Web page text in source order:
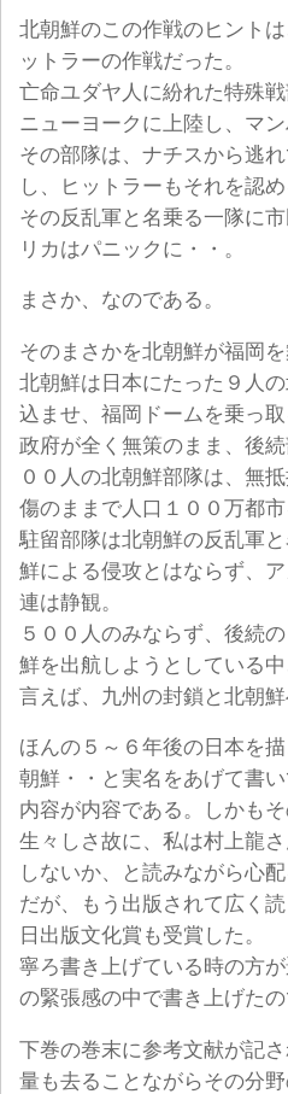
北朝鮮のこの作戦のヒント
ットラーの作戦だった。
亡命ユダヤ人に紛れた特殊
ニューヨークに上陸し、マ
その部隊は、ナチスから逃
し、ヒットラーもそれを認め
その反乱軍と名乗る一隊に
リカはパニックに・・。
まさか、なのである。
そのまさかを北朝鮮が福岡
北朝鮮は日本にたった９人
込ませ、福岡ドームを乗っ取
政府が全く無策のまま、後
００人の北朝鮮部隊は、無
傷のままで人口１００万都市
駐留部隊は北朝鮮の反乱軍
鮮による侵攻とはならず、
連は静観。
５００人のみならず、後続
鮮を出航しようとしている
言えば、九州の封鎖と北朝鮮
ほんの５～６年後の日本を
朝鮮・・と実名をあげて書い
内容が内容である。しかも
生々しさ故に、私は村上龍
しないか、と読みながら心配
だが、もう出版されて広く
日出版文化賞も受賞した。
寧ろ書き上げている時の方
の緊張感の中で書き上げたの
下巻の巻末に参考文献が記
量も去ることながらその分野